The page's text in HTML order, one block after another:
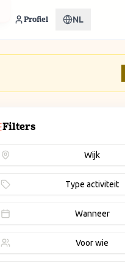
Profiel NL
Filters
Wijk
Type activiteit
Wanneer
Voor wie